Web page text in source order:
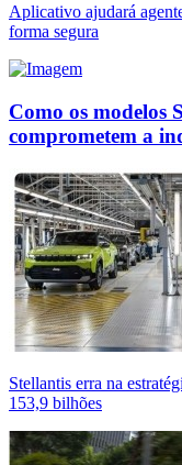
Aplicativo ajudará
forma segura
Como os modelos
comprometem a
Stellantis erra na
153,9 bilhões